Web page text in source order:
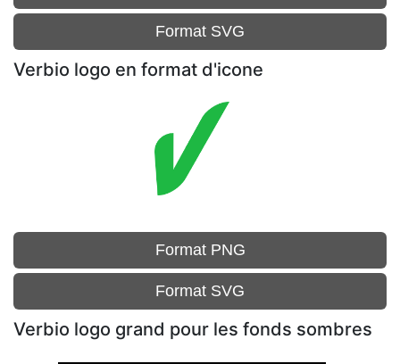
Format SVG
Verbio logo en format d'icone
Format PNG
Format SVG
Verbio logo grand pour les fonds sombres